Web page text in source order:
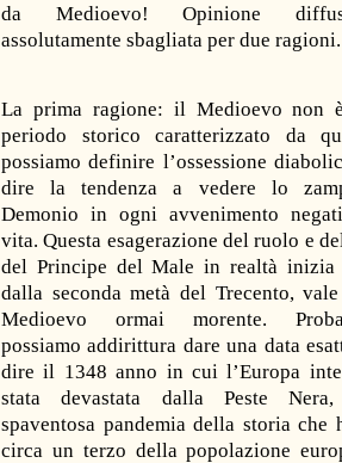
da Medioevo! Opinione
assolutamente sbagliata per due ragioni.
La prima ragione: il Medioevo non
periodo storico caratterizzato da
possiamo definire l’ossessione
dire la tendenza a vedere lo
Demonio in ogni avvenimento
vita. Questa esagerazione del ruolo e
del Principe del Male in realtà inizia
dalla seconda metà del Trecento,
Medioevo ormai morente.
possiamo addirittura dare una data
dire il 1348 anno in cui l’Europa
stata devastata dalla Peste
spaventosa pandemia della storia che
circa un terzo della popolazione